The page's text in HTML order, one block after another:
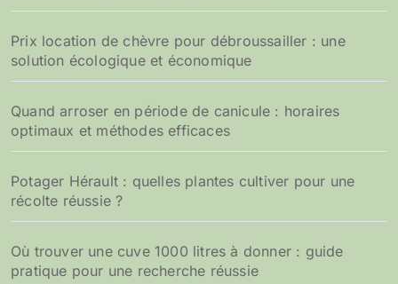
Prix location de chèvre pour débroussailler : une
solution écologique et économique
Quand arroser en période de canicule : horaires
optimaux et méthodes efficaces
Potager Hérault : quelles plantes cultiver pour une
récolte réussie ?
Où trouver une cuve 1000 litres à donner : guide
pratique pour une recherche réussie